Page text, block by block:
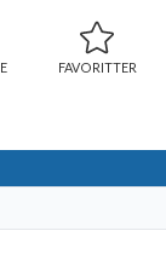
FAVORITTER